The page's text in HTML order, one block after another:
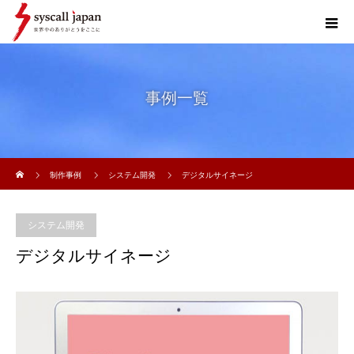
事例一覧
制作事例
システム開発 デジタルサイネージ
システム開発
デジタルサイネージ